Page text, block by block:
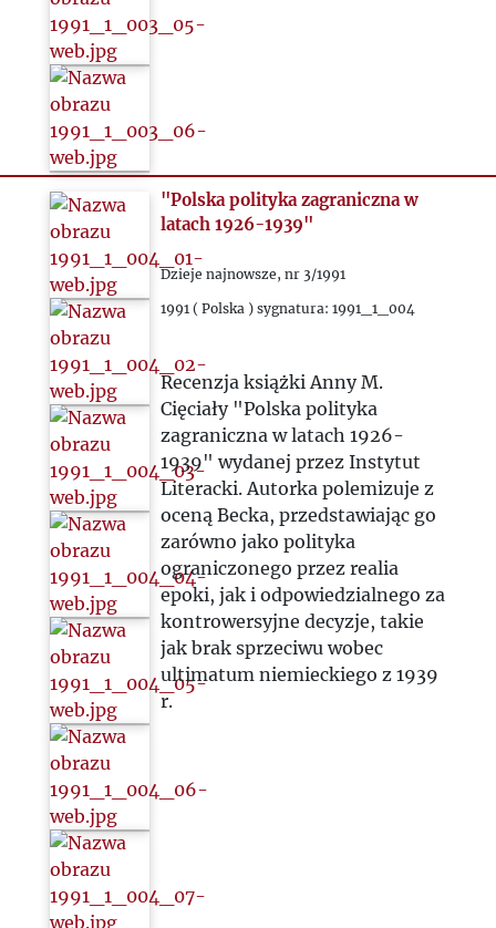
"Polska polityka zagraniczna w
latach 1926-1939"
Dzieje najnowsze, nr 3/1991
1991 ( Polska ) sygnatura: 1991_1_004
Recenzja książki Anny M.
Cięciały "Polska polityka
zagraniczna w latach 1926-
1939" wydanej przez Instytut
Literacki. Autorka polemizuje z
oceną Becka, przedstawiając go
zarówno jako polityka
ograniczonego przez realia
epoki, jak i odpowiedzialnego za
kontrowersyjne decyzje, takie
jak brak sprzeciwu wobec
ultimatum niemieckiego z 1939
r.